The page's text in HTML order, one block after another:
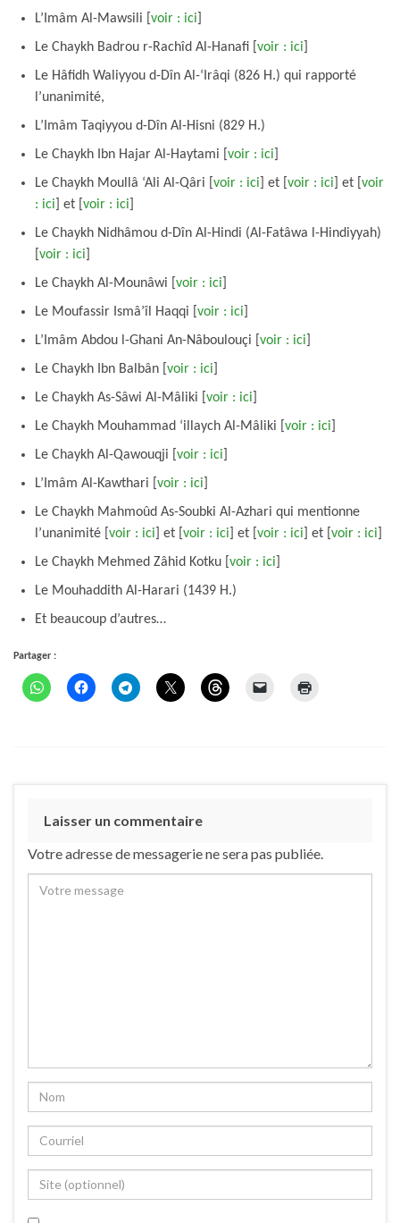
L’Imâm Al-Mawsili [ voir : ici
Le Chaykh Badrou r-Rachîd Al-Hanafi [ voir : ici
Le Hâfidh Waliyyou d-Dîn Al-‘Irâqi (826 H.) qui rapporté
l’unanimité,
L’Imâm Taqiyyou d-Dîn Al-Hisni (829 H.)
Le Chaykh Ibn Hajar Al-Haytami [ voir : ici
Le Chaykh Moullâ ‘Ali Al-Qâri [ voir : ici ] et [ voir : ici ] et [ voir
: ici ] et [ voir : ici
Le Chaykh Nidhâmou d-Dîn Al-Hindi (Al-Fatâwa l-Hindiyyah)
voir : ici
Le Chaykh Al-Mounâwi [ voir : ici
Le Moufassir Ismâ’îl Haqqi [ voir : ici
L’Imâm Abdou l-Ghani An-Nâboulouçi [ voir : ici
Le Chaykh Ibn Balbân [ voir : ici
Le Chaykh As-Sâwi Al-Mâliki [ voir : ici
Le Chaykh Mouhammad ‘illaych Al-Mâliki [ voir : ici
Le Chaykh Al-Qawouqji [ voir : ici
L’Imâm Al-Kawthari [ voir : ici
Le Chaykh Mahmoûd As-Soubki Al-Azhari qui mentionne
l’unanimité [ voir : ici ] et [ voir : ici ] et [ voir : ici ] et [ voir : ici
Le Chaykh Mehmed Zâhid Kotku [ voir : ici
Le Mouhaddith Al-Harari (1439 H.)
Et beaucoup d’autres…
Partager :
Laisser un commentaire
Votre adresse de messagerie ne sera pas publiée.